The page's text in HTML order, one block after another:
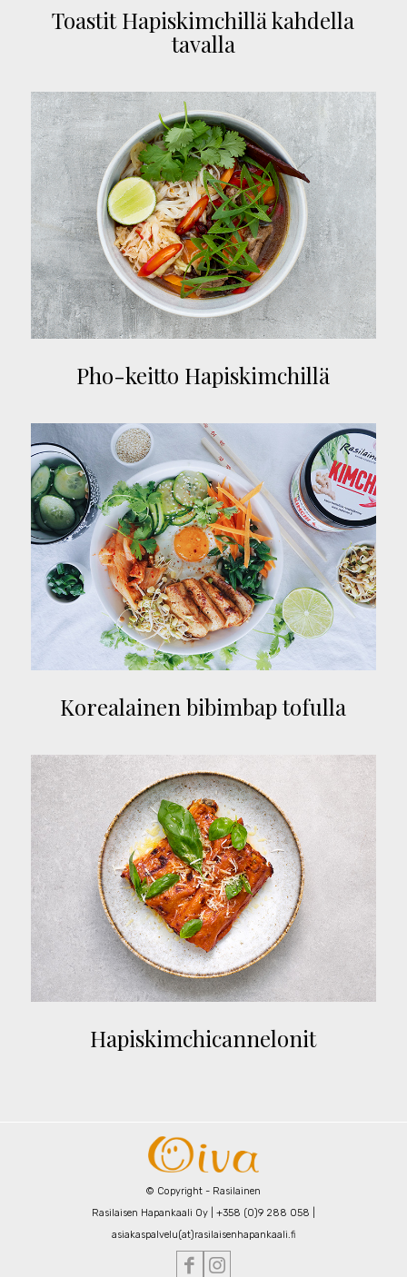
Toastit Hapiskimchillä kahdella
tavalla
Pho-keitto Hapiskimchillä
Korealainen bibimbap tofulla
Hapiskimchicannelonit
© Copyright - Rasilainen
Rasilaisen Hapankaali Oy | +358 (0)9 288 058 |
asiakaspalvelu(at)rasilaisenhapankaali.fi